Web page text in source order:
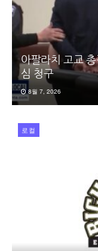
아팔라치 고교
심 청구
8월 7, 2026
로컬